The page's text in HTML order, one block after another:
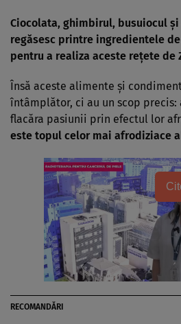
Ciocolata, ghimbirul, busuiocul
regăsesc printre ingredientele
pentru a realiza aceste reţete
Însă aceste alimente şi
întâmplător, ci au un scop
flacăra pasiunii prin efectul lor
este topul celor mai afrodiziace
RECOMANDĂRI